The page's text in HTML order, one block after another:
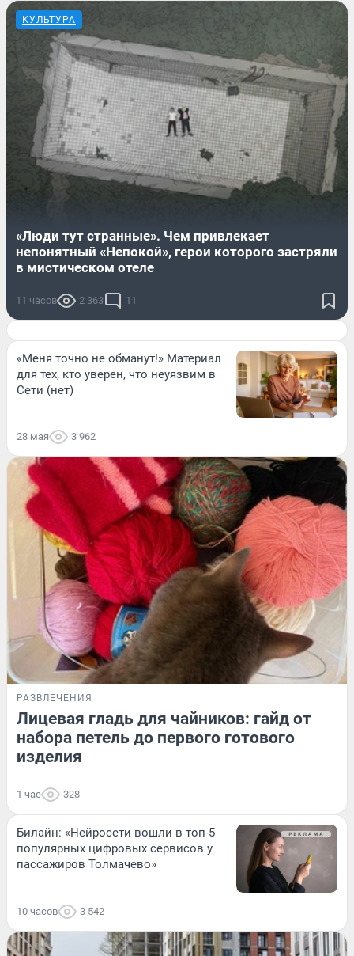
КУЛЬТУРА
«Люди тут странные». Чем привлекает
непонятный «Непокой», герои которого застряли
в мистическом отеле
11 часов 2 363 11
«Меня точно не обманут!» Материал
для тех, кто уверен, что неуязвим в
Сети (нет)
28 мая 3 962
РАЗВЛЕЧЕНИЯ
Лицевая гладь для чайников: гайд от
набора петель до первого готового
изделия
1 час 328
Билайн: «Нейросети вошли в топ-5
популярных цифровых сервисов у
пассажиров Толмачево»
10 часов 3 542